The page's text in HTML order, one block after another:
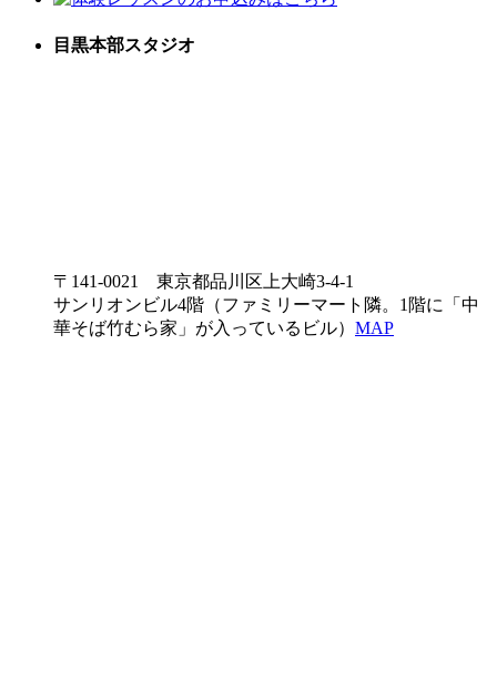
目黒本部スタジオ
〒141-0021 東京都品川区上大崎3-4-1
サンリオンビル4階（ファミリーマート隣。1階に「中
華そば竹むら家」が入っているビル） MAP